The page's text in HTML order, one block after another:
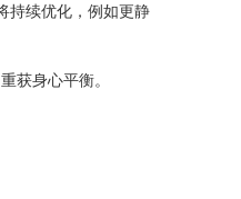
持续优化，例如更静
获身心平衡。